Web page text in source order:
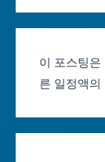
대전광
대구축
인천축
이 포스팅은
른 일정액의